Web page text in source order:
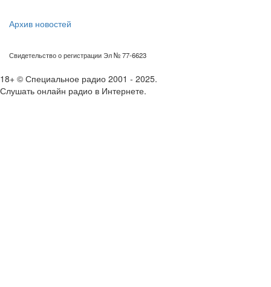
Архив новостей
Свидетельство о регистрации Эл № 77-6623
18+ © Специальное радио 2001 - 2025.
Слушать онлайн радио в Интернете.